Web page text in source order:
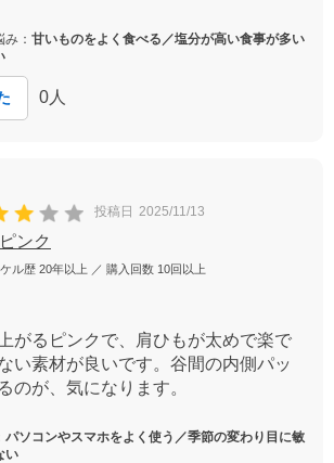
： 甘いものをよく食べる／塩分が高い食事が多い
0 人
投稿日 2025/11/13
ンク
ル歴 20年以上 ／ 購入回数 10回以上
がるピンクで、肩ひもが太めで楽で
い素材が良いです。谷間の内側パッ
のが、気になります。
パソコンやスマホをよく使う／季節の変わり目に敏
い